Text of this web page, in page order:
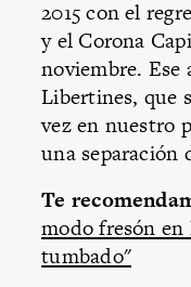
2015 con el
y el Corona
noviembre. Ese
Libertines, que
vez en nuestro
una separación
Te
modo fresón
tumbado"